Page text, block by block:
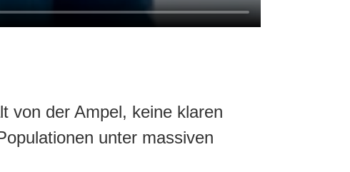
von der Ampel, keine klaren
unter massiven